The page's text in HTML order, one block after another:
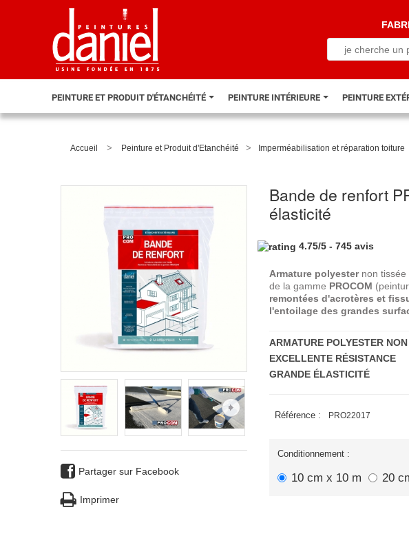
PEINTURE ET PRODUIT D'ÉTANCHÉITÉ PEINTURE INTÉRIEURE PEINTURE
Accueil > Peinture et Produit d'Etanchéité > Imperméabilisation et réparation toiture
Partager sur Facebook
Imprimer
Bande de renfort
élasticité
4.75/5 -745 avis
Armature polyesternon tissée
de la gamme PROCOM
remontées d'acrotères et
l'entoilage des grandes
ARMATURE POLYESTER
EXCELLENTE RÉSISTANCE
GRANDE ÉLASTICITÉ
Référence : PRO22017
Conditionnement :
10 cm x 10 m 20